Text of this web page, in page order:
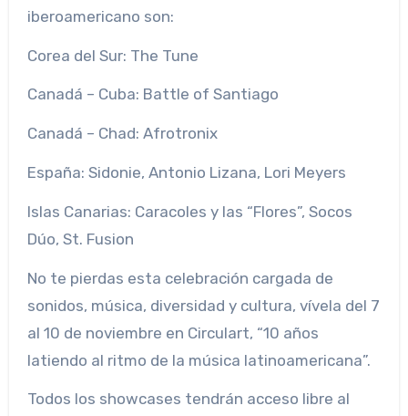
iberoamericano son:
Corea del Sur: The Tune
Canadá – Cuba: Battle of Santiago
Canadá – Chad: Afrotronix
España: Sidonie, Antonio Lizana, Lori Meyers
Islas Canarias: Caracoles y las “Flores”, Socos
Dúo, St. Fusion
No te pierdas esta celebración cargada de
sonidos, música, diversidad y cultura, vívela del 7
al 10 de noviembre en Circulart, “10 años
latiendo al ritmo de la música latinoamericana”.
Todos los showcases tendrán acceso libre al